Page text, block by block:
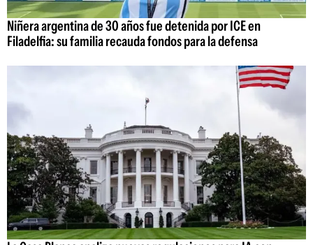
Niñera argentina de 30 años fue detenida por ICE en
Filadelfia: su familia recauda fondos para la defensa